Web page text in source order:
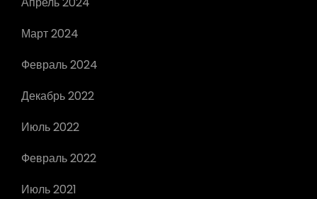
Март 2024
Февраль 2024
Декабрь 2022
Июль 2022
Февраль 2022
Июль 2021